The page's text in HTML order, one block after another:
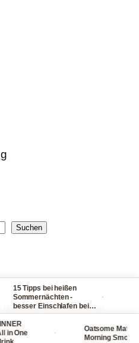
Suchen
GmbH Storkower
15 Tipps bei heißen
Sommernächten -
besser Einschlafen bei
Hitze (Tag & Nacht)
viel
One
Oatsome Matcha
Morning